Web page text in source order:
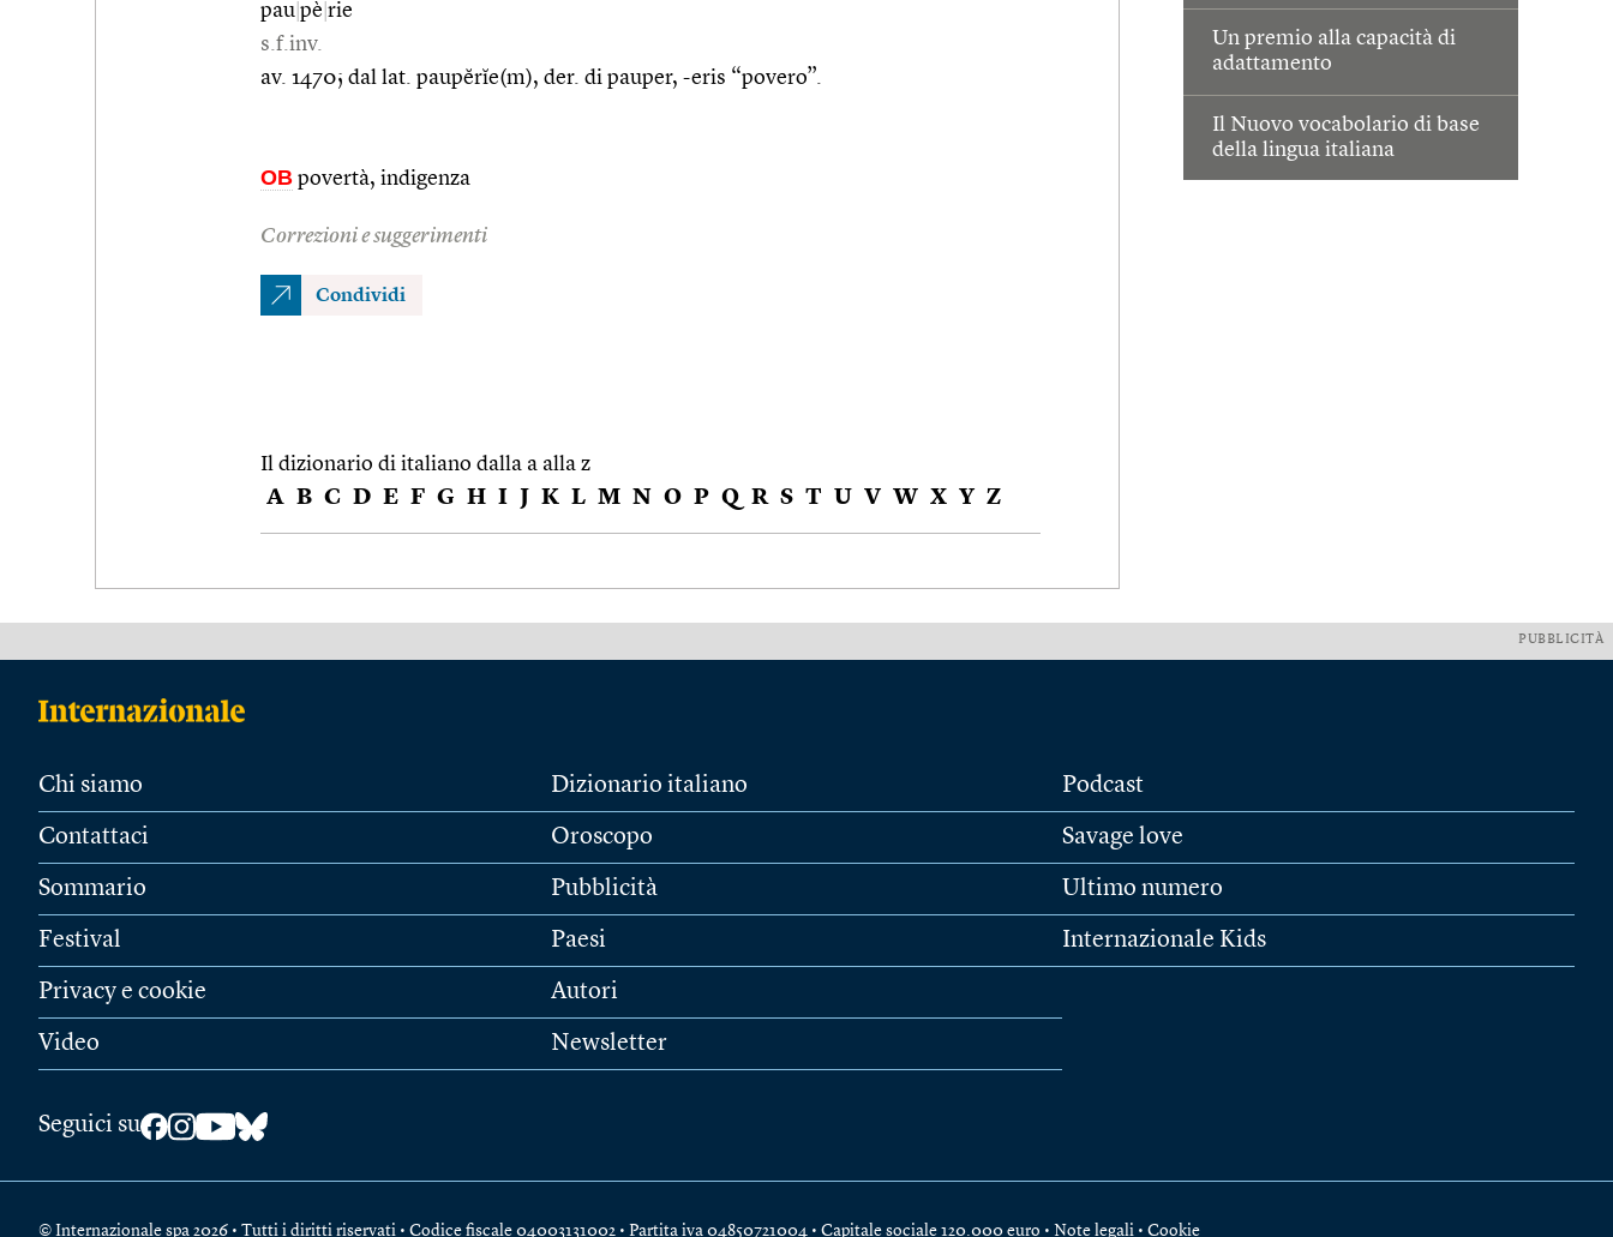
Un premio alla capacità di
adattamento
Il Nuovo vocabolario di base
della lingua italiana
pau pè rie
s.f.inv.
av. 1470; dal lat. paupĕrĭe(m), der. di pauper, -eris “povero”.
OB povertà, indigenza
Correzioni e suggerimenti
Condividi
Il dizionario di italiano dalla a alla z
A B C D E F G H I J K L M N O P Q R S T U V W X Y Z
PUBBLICITÀ
Chi siamo
Contattaci
Sommario
Festival
Privacy e cookie
Video
Dizionario italiano
Oroscopo
Pubblicità
Paesi
Autori
Newsletter
Podcast
Savage love
Ultimo numero
Internazionale Kids
Seguici su
© Internazionale spa 2026 • Tutti i diritti riservati • Codice fiscale 04003131002 • Partita iva 04850721004 • Capitale sociale 120.000 euro • Note legali • Cookie